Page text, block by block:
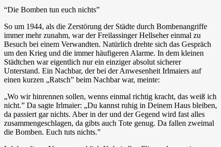
“Die Bomben tun euch nichts”
So um 1944, als die Zerstörung der Städte durch Bombenangriffe
immer mehr zunahm, war der Freilassinger Hellseher einmal zu
Besuch bei einem Verwandten. Natürlich drehte sich das Gespräch
um den Krieg und die immer häufigeren Alarme. In dem kleinen
Städtchen war eigentlich nur ein einziger absolut sicherer
Unterstand. Ein Nachbar, der bei der Anwesenheit Irlmaiers auf
einen kurzen „Ratsch” beim Nachbar war, meinte:
„Wo wir hinrennen sollen, wenns einmal richtig kracht, das weiß ich
nicht.” Da sagte Irlmaier: „Du kannst ruhig in Deinem Haus bleiben,
da passiert gar nichts. Aber in der und der Gegend wird fast alles
zusammengeschlagen, da gibts auch Tote genug. Da fallen zweimal
die Bomben. Euch tuts nichts.”